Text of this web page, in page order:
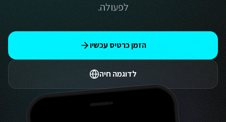
לפעולה.
הזמן כרטיס עכשיו
לדוגמה חיה